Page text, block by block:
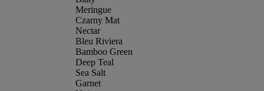
Meringue
Czarny Mat
Nectar
Bleu Riviera
Bamboo Green
Deep Teal
Sea Salt
Garnet